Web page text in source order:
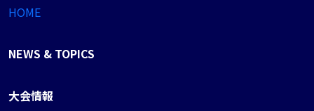
HOME
NEWS & TOPICS
大会情報